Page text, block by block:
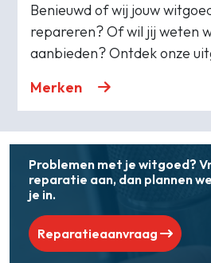
Benieuwd of wij jouw
repareren? Of wil jij weten
aanbieden? Ontdek onze
Merken
Problemen met je witgoed?
reparatie aan, dan plannen
je in.
Reparatieaanvraag